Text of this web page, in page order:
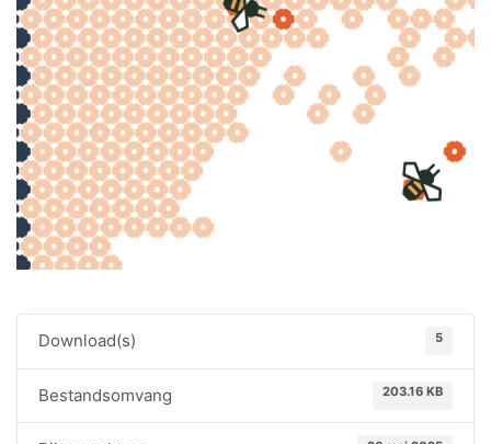
Download(s) 5
Bestandsomvang 203.16 KB